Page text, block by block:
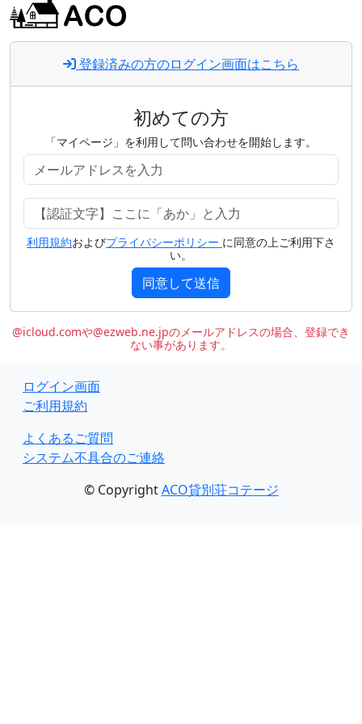
登録済みの方のログイン画面はこちら
初めての方
「マイページ」を利用して問い合わせを開始します。
利用規約およびプライバシーポリシー に同意の上ご利用下さ
い。
同意して送信
@icloud.comや@ezweb.ne.jpのメールアドレスの場合、登録でき
ない事があります。
ログイン画面
ご利用規約
よくあるご質問
システム不具合のご連絡
© CopyrightACO貸別荘コテージ